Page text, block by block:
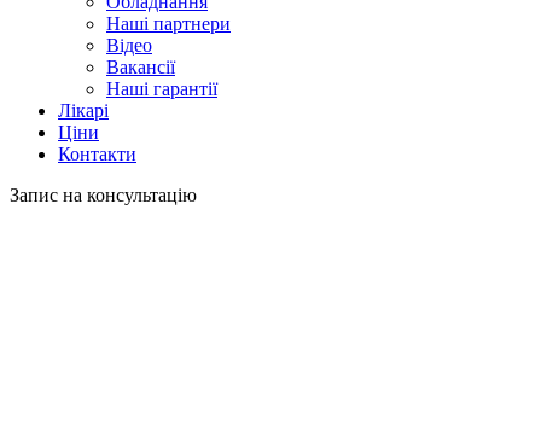
Наші партнери
Відео
Вакансії
Наші гарантії
Лікарі
Ціни
Контакти
Запис на консультацію